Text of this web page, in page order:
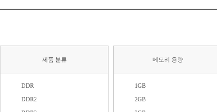
제품 분류
DDR
DDR2
메모리 용량
1GB
2GB